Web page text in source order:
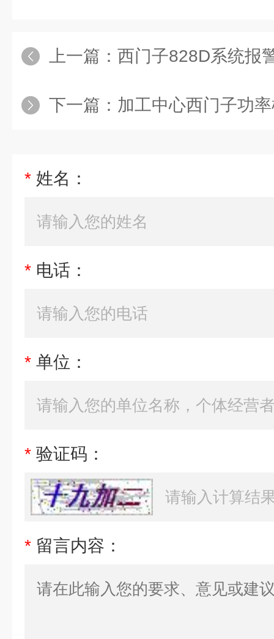
上一篇： 西门子828D系统报
下一篇： 加工中心西门子功
* 姓名：
* 电话：
* 单位：
* 验证码：
* 留言内容：